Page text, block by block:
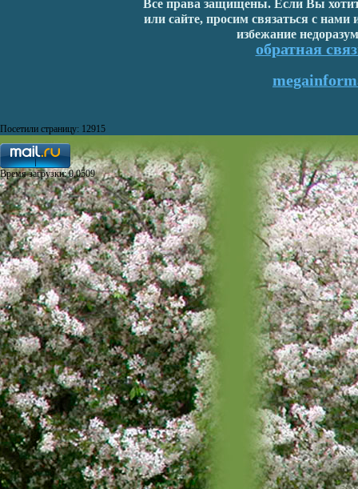
Все права защищены. Если Вы
или сайте, просим связаться с
избежание
обратная
Посетили страницу: 12915
Время загрузки: 0,0509